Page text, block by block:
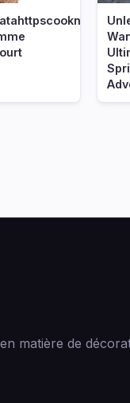
matière de